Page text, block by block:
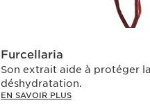
Furcellaria
Son extrait aide à protéger la
déshydratation.
EN SAVOIR PLUS